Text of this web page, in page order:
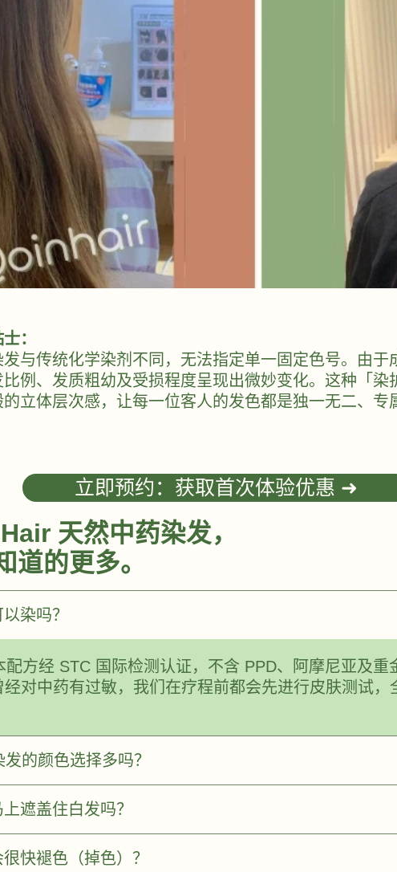
：
与传统化学染剂不同，无法指定单一固定色号。由于
比例、发质粗幼及受损程度呈现出微妙变化。这种「染
的立体层次感，让每一位客人的发色都是独一无二、专
立即预约：获取首次体验优惠 ➜
天然中药染发，
道的更多。
染吗？
配方经 STC 国际检测认证，不含 PPD、阿摩尼亚及重
对中药有过敏，我们在疗程前都会先进行皮肤测试，
的颜色选择多吗？
遮盖住白发吗？
快褪色（掉色）？